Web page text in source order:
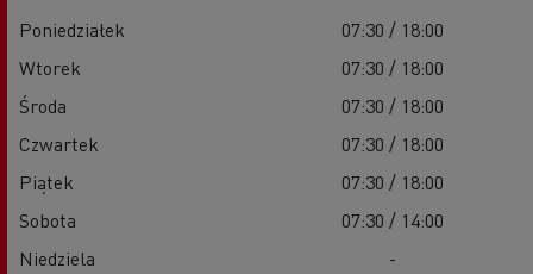
Poniedziałek
07:30 / 18:00
Wtorek
07:30 / 18:00
Środa
07:30 / 18:00
Czwartek
07:30 / 18:00
Piątek
07:30 / 18:00
Sobota
07:30 / 14:00
Niedziela
-